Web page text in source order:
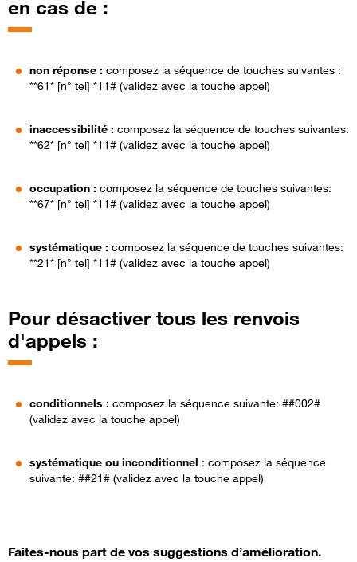
en cas de :
non réponse : composez la séquence de touches suivantes :
**61* [n° tel] *11# (validez avec la touche appel)
inaccessibilité : composez la séquence de touches suivantes:
**62* [n° tel] *11# (validez avec la touche appel)
occupation : composez la séquence de touches suivantes:
**67* [n° tel] *11# (validez avec la touche appel)
systématique : composez la séquence de touches suivantes:
**21* [n° tel] *11# (validez avec la touche appel)
Pour désactiver tous les renvois
d'appels :
conditionnels : composez la séquence suivante: ##002#
(validez avec la touche appel)
systématique ou inconditionnel : composez la séquence
suivante: ##21# (validez avec la touche appel)
Faites-nous part de vos suggestions d’amélioration.